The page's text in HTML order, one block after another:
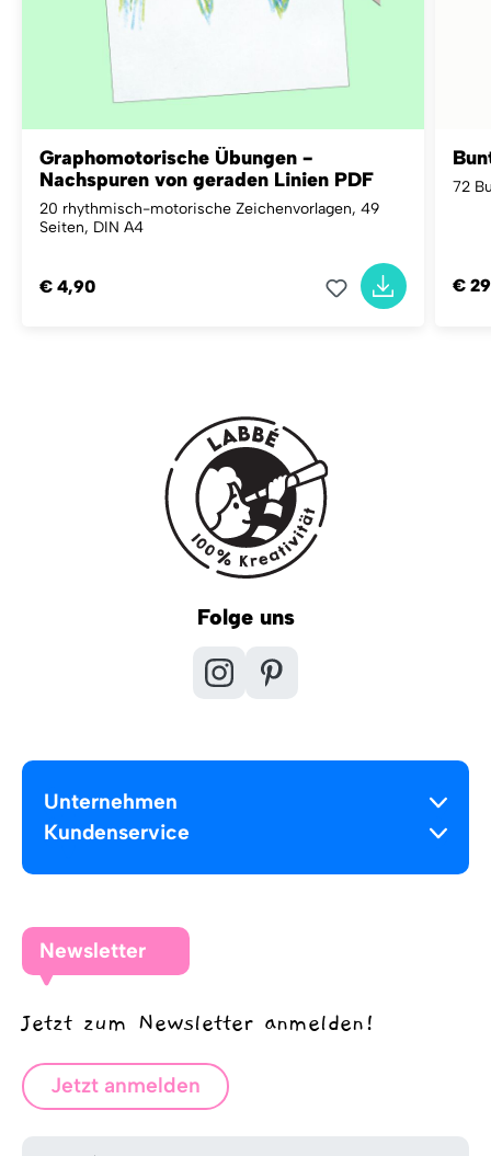
Graphomotorische Übungen -
Nachspuren von geraden Linien PDF
20 rhythmisch-motorische Zeichenvorlagen, 49
Seiten, DIN A4
€ 4,90
72
€
Folge uns
Unternehmen
Kundenservice
Newsletter
Jetzt zum Newsletter anmelden!
Jetzt anmelden